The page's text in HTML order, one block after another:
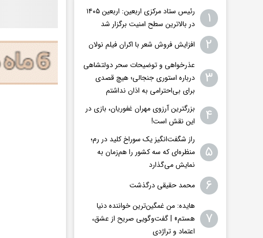
۱
رئیس ستاد مرکزی اربعین: اربعین ۱۴۰۵
در بالاترین سطح امنیت برگزار شد
۲ افزایش فروش شعر با اکران فیلم نولان
۳
عذرخواهی و توضیحات سحر دولتشاهی
درباره استوری جنجالی؛ هیچ قصدی
برای بی‌احترامی به اذان نداشتم
۴
بزرگترین آرزوی مهران غفوریان، بازی در
این نقش است!
۵
راز شگفت‌انگیز یک سوراخ کلید در رم؛
منظره‌ای که سه کشور را هم‌زمان به
نمایش می‌گذارد
۶ محمد حقیقی درگذشت
۷
هایده: من غمگین‌ترین خواننده دنیا
هستم» | گفت‌وگویی صریح از عشق،
اعتماد و تراژدی